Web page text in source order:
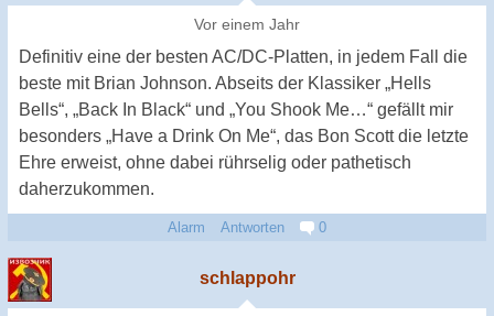
Vor einem Jahr
Definitiv eine der besten AC/DC-Platten, in jedem Fall die
beste mit Brian Johnson. Abseits der Klassiker „Hells
Bells“, „Back In Black“ und „You Shook Me…“ gefällt mir
besonders „Have a Drink On Me“, das Bon Scott die letzte
Ehre erweist, ohne dabei rührselig oder pathetisch
daherzukommen.
Alarm Antworten 0
schlappohr